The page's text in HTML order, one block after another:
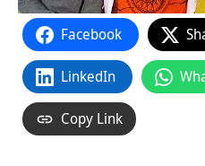
Facebook
LinkedIn
Copy Link